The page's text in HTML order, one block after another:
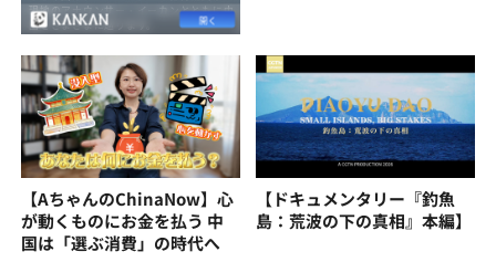
【AちゃんのChinaNow】心
が動くものにお金を払う 中
国は「選ぶ消費」の時代へ
【ドキュメンタリー『釣魚
島：荒波の下の真相』本編】